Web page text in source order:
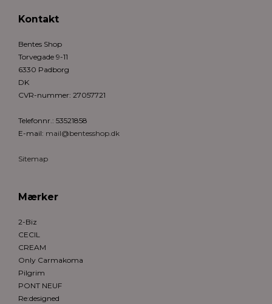
Kontakt
Bentes Shop
Torvegade 9-11
6330 Padborg
DK
CVR-nummer: 27057721
Telefonnr.: 53521858
E-mail: mail@bentesshop.dk
Sitemap
Mærker
2-Biz
CECIL
CREAM
Only Carmakoma
Pilgrim
PONT NEUF
Re:designed